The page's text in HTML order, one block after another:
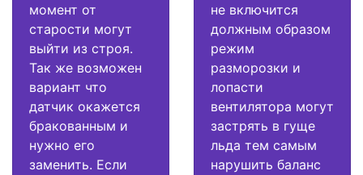
момент от
старости могут
выйти из строя.
Так же возможен
вариант что
датчик окажется
бракованным и
нужно его
заменить. Если
не включится
должным образом
режим
разморозки и
лопасти
вентилятора могут
застрять в гуще
льда тем самым
нарушить баланс